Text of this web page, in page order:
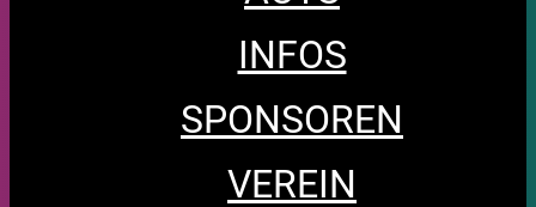
INFOS
SPONSOREN
VEREIN